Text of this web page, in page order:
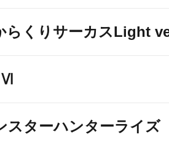
らくりサーカスLight
スターハンターライズ